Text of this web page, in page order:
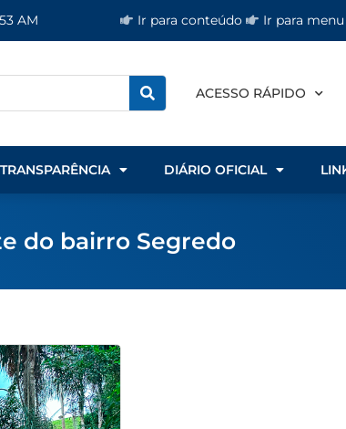
AM Ir para conteúdo Ir para menu
ACESSO RÁPIDO
TRANSPARÊNCIA DIÁRIO OFICIAL
do bairro Segredo